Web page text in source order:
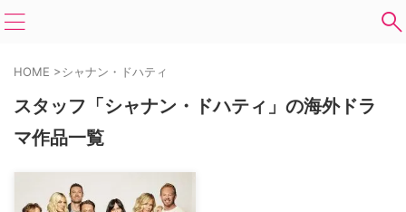
HOME >シャナン・ドハティ
スタッフ「シャナン・ドハティ」の海外ドラ
マ作品一覧